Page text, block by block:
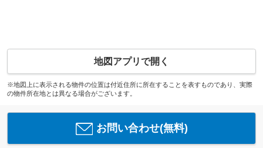
地図アプリで開く
※地図上に表示される物件の位置は付近住所に所在することを表すものであり、実際
の物件所在地とは異なる場合がございます。
お問い合わせ(無料)